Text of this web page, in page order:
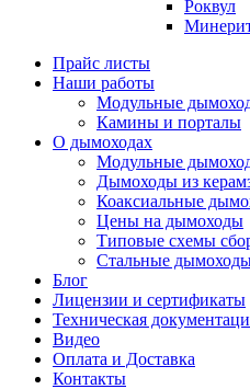
Роквул
Прайс листы
Наши работы
Модульные
Камины и порталы
О дымоходах
Модульные
Дымоходы из
Коаксиальные
Цены на дымоходы
Типовые схемы
Стальные
Блог
Лицензии и сертификаты
Техническая
Видео
Оплата и Доставка
Контакты